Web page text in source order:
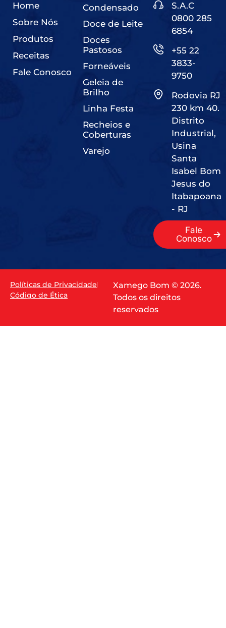
Home
Sobre Nós
Produtos
Receitas
Fale Conosco
Condensado
Doce de Leite
Doces
Pastosos
Forneáveis
Geleia de
Brilho
Linha Festa
Recheios e
Coberturas
Varejo
S.A.C
0800 285
6854
+55 22
3833-
9750
Rodovia RJ
230 km 40.
Distrito
Industrial,
Usina
Santa
Isabel Bom
Jesus do
Itabapoana
- RJ
Fale
Conosco
Xamego Bom © 2026.
Todos os direitos
reservados
Políticas de Privacidade
Código de Ética